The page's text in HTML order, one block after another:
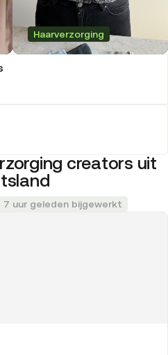
Haarverzorging
creators uit
7 uur geleden bijgewerkt